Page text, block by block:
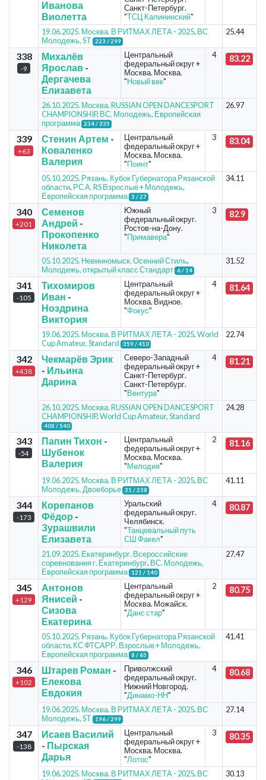
Иванова
Виолетта
Санкт-Петербург.
"ТСЦ Калининский"
19.06.2025. Москва. В РИТМАХ ЛЕТА - 2025. ВС
Молодежь, ST
223 / 299
25.44
338
-9
Михалёв
Ярослав-
Дергачева
Елизавета
Центральный
федеральный округ +
Москва. Москва.
"Новый век"
4 83.22
26.10.2025. Москва. RUSSIAN OPEN DANCESPORT
CHAMPIONSHIP. ВС. Молодежь, Европейская
программа 234 / 335
26.97
339
+63
Стенин Артем -
Коваленко
Валерия
Центральный
федеральный округ +
Москва. Москва.
"Поинт"
3 83.04
05.10.2025. Рязань. Кубок Губернатора Рязанской
области. РС А. RS Взрослые + Молодежь,
Европейская программа 3 / 27
34.11
340
+201
Семенов
Андрей -
Прокопенко
Николета
Южный
федеральный округ.
Ростов-на-Дону.
"Примавера"
3 82.9
05.10.2025. Невинномыск. Осенний Стиль.
Молодежь, открытый класс Стандарт 6 / 14
31.52
341
-105
Тихомиров
Иван -
Ноздрина
Виктория
Центральный
федеральный округ +
Москва. Видное.
"Фокус"
4 81.64
19.06.2025. Москва. В РИТМАХ ЛЕТА - 2025.World
Cup Amateur, Standard
359 / 410
22.74
342
+438
Чекмарёв Эрик
- Ильина
Дарина
Северо-Западный
федеральный округ +
Санкт-Петербург.
Санкт-Петербург.
"Вентура"
4 81.21
26.10.2025. Москва. RUSSIAN OPEN DANCESPORT
CHAMPIONSHIP.World Cup Amateur, Standard
408 / 540
24.28
343
-54
Папин Тихон -
Шубенок
Валерия
Центральный
федеральный округ +
Москва. Москва.
"Мелодия"
2 81.16
19.06.2025. Москва. В РИТМАХ ЛЕТА - 2025. ВС
Молодежь, Двоеборье 31 / 238
41.11
344
-173
Корепанов
Фёдор -
Зурашвили
Елизавета
Уральский
федеральный округ.
Челябинск.
"Танцевальный путь
СШ Факел"
4 80.87
21.09.2025. Екатеринбург. Всероссийские
соревнования г. Екатеринбург. ВС. Молодежь,
Европейская программа
121 / 140
27.47
345
+129
Антонов
Янисей -
Сизова
Екатерина
Центральный
федеральный округ +
Москва. Можайск.
"Данс стар"
2 80.75
05.10.2025. Рязань. Кубок Губернатора Рязанской
области. КС ФТСАРР. Взрослые + Молодежь,
Европейская программа 8 / 65
41.41
346
+102
Штарев Роман -
Елекова
Евдокия
Приволжский
федеральный округ.
Нижний Новгород.
"Динамо-НН"
4 80.68
19.06.2025. Москва. В РИТМАХ ЛЕТА - 2025. ВС
Молодежь, ST
196 / 299
27.14
347
-138
Исаев Василий
- Пырская
Дарья
Центральный
федеральный округ +
Москва. Москва.
"Лотос"
3 80.35
19.06.2025. Москва. В РИТМАХ ЛЕТА - 2025. ВС
30.13